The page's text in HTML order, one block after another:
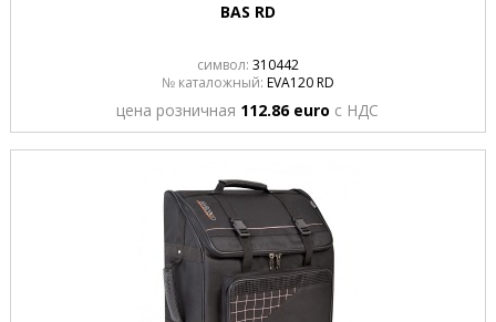
BAS RD
символ: 310442
№ каталожный: EVA120 RD
цена розничная 112.86 euro с НДС